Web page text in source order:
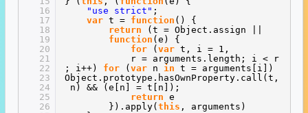
16
17
18
19
20
21
22
23
24
25
26
"use strict" ;
var t = function () {
return
(t = Object.assign ||
function (e) {
for
( var t, i = 1,
r = arguments.length; i < r
; i++) for ( var n in t = arguments[i])
Object.prototype.hasOwnProperty.call(t,
n) && (e[n] = t[n]);
return e
}).apply( this , arguments)